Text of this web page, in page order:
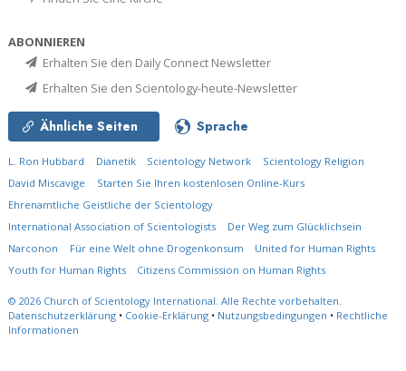
ABONNIEREN
Erhalten Sie den Daily Connect Newsletter
Erhalten Sie den Scientology-heute-Newsletter
Ähnliche Seiten Sprache
L. Ron Hubbard Dianetik Scientology Network
Scientology Religion
David Miscavige
Starten Sie Ihren kostenlosen Online-Kurs
Ehrenamtliche Geistliche der Scientology
International Association of Scientologists
Der Weg zum Glücklichsein
Narconon
Für eine Welt ohne Drogenkonsum
United for Human Rights
Youth for Human Rights
Citizens Commission on Human Rights
© 2026 Church of Scientology International. Alle Rechte vorbehalten.
Datenschutzerklärung • Cookie-Erklärung • Nutzungsbedingungen • Rechtliche
Informationen